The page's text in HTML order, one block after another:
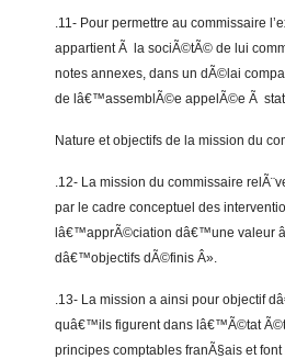
.11- Pour permettre au commissaire
appartient Ã la sociÃ©tÃ© de lui
notes annexes, dans un dÃ©lai
de lâ€™assemblÃ©e appelÃ©e Ã
Nature et objectifs de la mission du
.12- La mission du commissaire
par le cadre conceptuel des
lâ€™apprÃ©ciation dâ€™une valeur
dâ€™objectifs dÃ©finis Â».
.13- La mission a ainsi pour objectif
quâ€™ils figurent dans lâ€™Ã©tat
principes comptables franÃ§ais et